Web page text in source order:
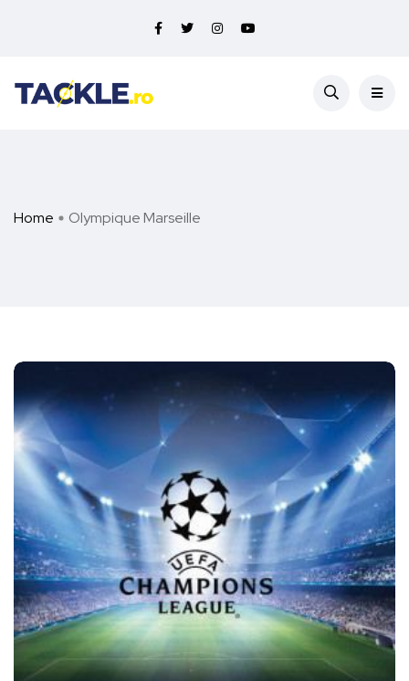
Home Olympique Marseille